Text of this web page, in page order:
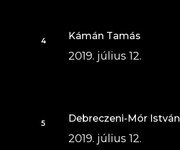
Kámán Tamás
2019. július 12.
Debreczeni-Mór István
2019. július 12.